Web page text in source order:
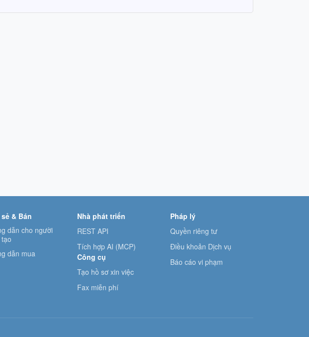
& Bán
dẫn cho người
dẫn mua
Nhà phát triển
REST API
Tích hợp AI (MCP)
Công cụ
Tạo hồ sơ xin việc
Fax miễn phí
Pháp lý
Quyền riêng tư
Điều khoản Dịch vụ
Báo cáo vi phạm